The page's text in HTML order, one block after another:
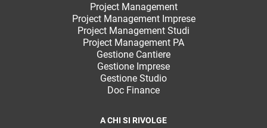
Project Management
Project Management Imprese
Project Management Studi
Project Management PA
Gestione Cantiere
Gestione Imprese
Gestione Studio
Doc Finance
A CHI SI RIVOLGE